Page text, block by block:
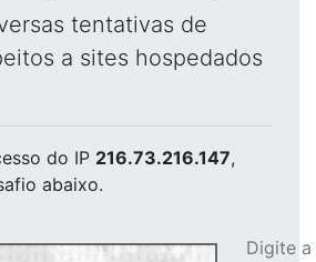
tentativas de
a sites hospedados
do IP 216.73.216.147,
abaixo.
Digite